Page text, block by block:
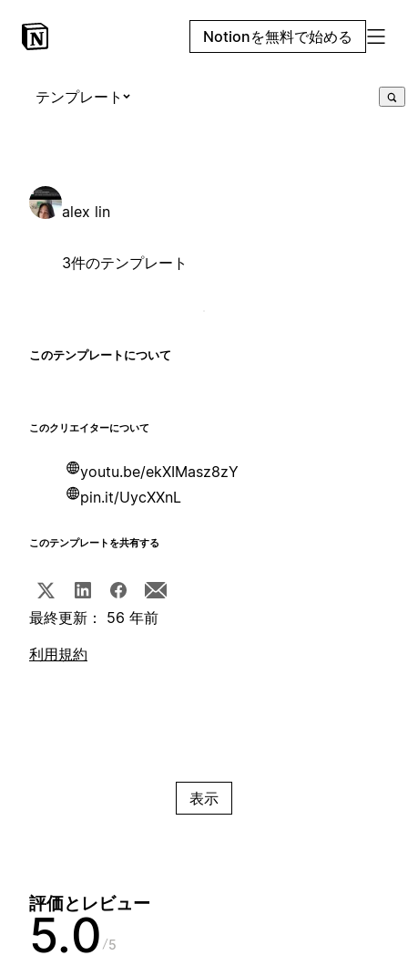
Notionを無料で始める
テンプレート
alex lin
3件のテンプレート
このテンプレートについて
このクリエイターについて
youtu.be/ekXIMasz8zY
pin.it/UycXXnL
このテンプレートを共有する
最終更新： 56 年前
利用規約
表示
評価とレビュー
5.0 5